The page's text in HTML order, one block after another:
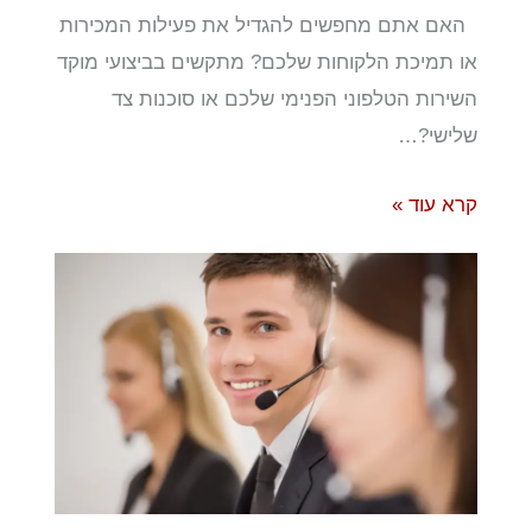
האם אתם מחפשים להגדיל את פעילות המכירות
או תמיכת הלקוחות שלכם? מתקשים בביצועי מוקד
השירות הטלפוני הפנימי שלכם או סוכנות צד
שלישי?…
קרא עוד »